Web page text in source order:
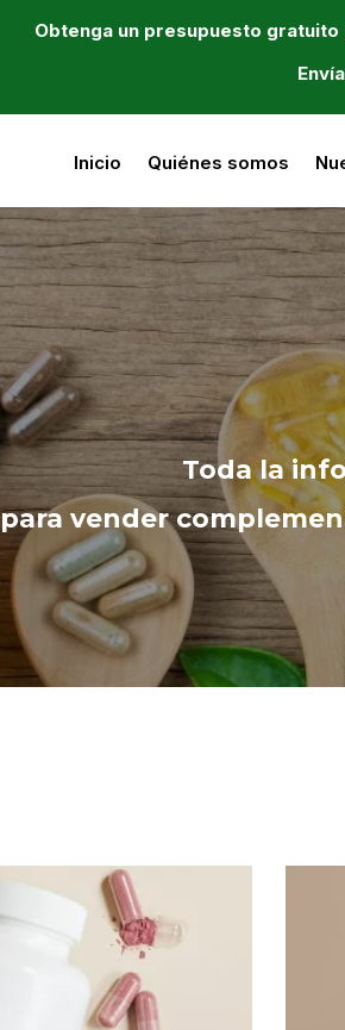
Obtenga un presupuesto
Inicio Quiénes somos
Toda la
para vender